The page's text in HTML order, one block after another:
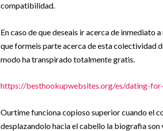
compatibilidad.
En caso de que deseais ir acerca de inmediato
que formeis parte acerca de esta colectividad
modo ha transpirado totalmente gratis.
https://besthookupwebsites.org/es/dating-
Ourtime funciona copioso superior cuando el
desplazandolo hacia el cabello la biografia son